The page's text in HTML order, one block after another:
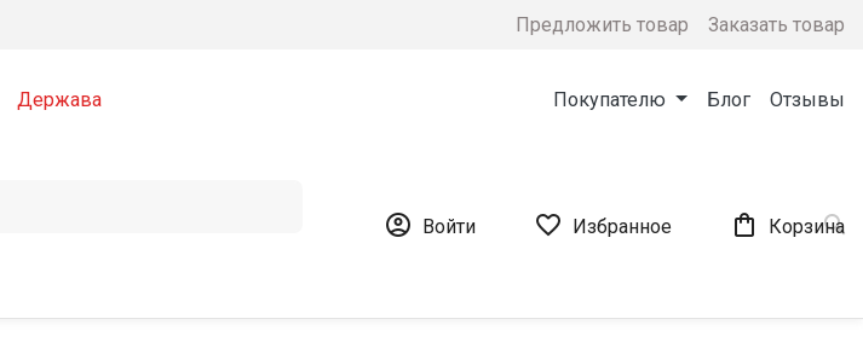
Предложить товар Заказать товар
Покупателю Блог Отзывы

 Войти  Избранное  Корзина